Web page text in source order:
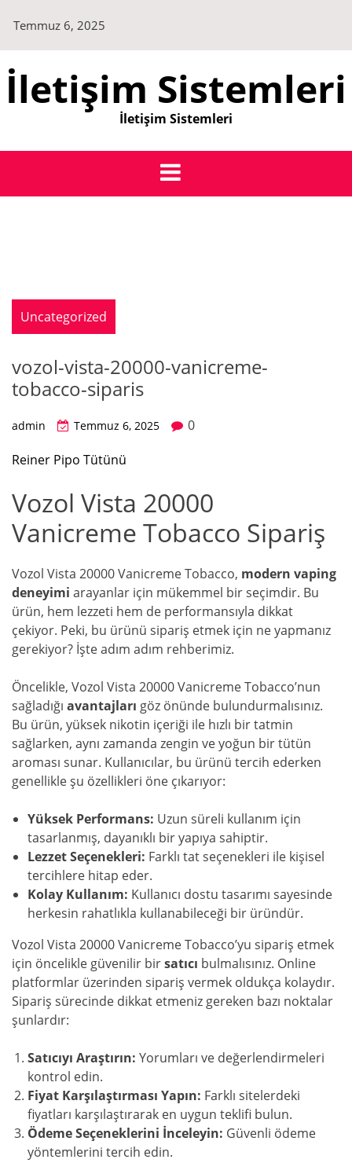
content
Temmuz 6, 2025
İletişim Sistemleri
İletişim Sistemleri
Uncategorized
vozol-vista-20000-vanicreme-
tobacco-siparis
admin Temmuz 6, 2025
0
Reiner Pipo Tütünü
Vozol Vista 20000
Vanicreme Tobacco Sipariş
Vozol Vista 20000 Vanicreme Tobacco, modern vaping
deneyimi arayanlar için mükemmel bir seçimdir. Bu
ürün, hem lezzeti hem de performansıyla dikkat
çekiyor. Peki, bu ürünü sipariş etmek için ne yapmanız
gerekiyor? İşte adım adım rehberimiz.
Öncelikle, Vozol Vista 20000 Vanicreme Tobacco’nun
sağladığı avantajları göz önünde bulundurmalısınız.
Bu ürün, yüksek nikotin içeriği ile hızlı bir tatmin
sağlarken, aynı zamanda zengin ve yoğun bir tütün
aroması sunar. Kullanıcılar, bu ürünü tercih ederken
genellikle şu özellikleri öne çıkarıyor:
Yüksek Performans: Uzun süreli kullanım için
tasarlanmış, dayanıklı bir yapıya sahiptir.
Lezzet Seçenekleri: Farklı tat seçenekleri ile kişisel
tercihlere hitap eder.
Kolay Kullanım: Kullanıcı dostu tasarımı sayesinde
herkesin rahatlıkla kullanabileceği bir üründür.
Vozol Vista 20000 Vanicreme Tobacco’yu sipariş etmek
için öncelikle güvenilir birsatıcı bulmalısınız. Online
platformlar üzerinden sipariş vermek oldukça kolaydır.
Sipariş sürecinde dikkat etmeniz gereken bazı noktalar
şunlardır:
Satıcıyı Araştırın: Yorumları ve değerlendirmeleri
kontrol edin.
Fiyat Karşılaştırması Yapın: Farklı sitelerdeki
fiyatları karşılaştırarak en uygun teklifi bulun.
Ödeme Seçeneklerini İnceleyin: Güvenli ödeme
yöntemlerini tercih edin.